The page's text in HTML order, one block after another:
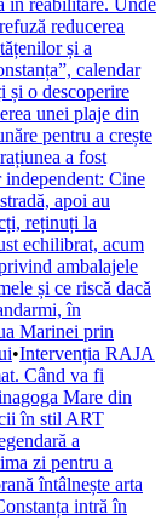
în reabilitare. Unde
reducerea
și a
calendar
și o descoperire
unei plaje din
pentru a crește
a fost
Cine
apoi au
reținuți la
echilibrat, acum
ambalajele
și ce riscă dacă
în
Marinei prin
•Intervenția RAJA
Când va fi
Mare din
în stil ART
a
zi pentru a
întâlnește arta
intră în